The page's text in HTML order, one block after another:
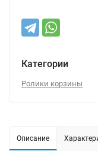
Категории
Ролики корзины
Описание